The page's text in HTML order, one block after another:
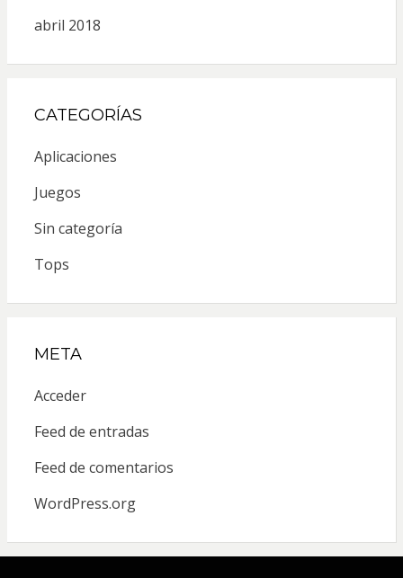
abril 2018
CATEGORÍAS
Aplicaciones
Juegos
Sin categoría
Tops
META
Acceder
Feed de entradas
Feed de comentarios
WordPress.org